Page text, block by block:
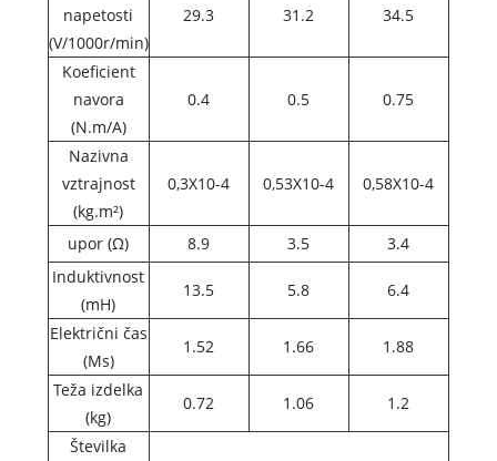
napetosti
(V/1000r/min)
29.3 31.2 34.5
Koeficient
navora
(N.m/A)
0.4 0.5 0.75
Nazivna
vztrajnost
(kg.m²)
0,3X10-4 0,53X10-4 0,58X10-4
upor (Ω) 8.9 3.5
3.4
Induktivnost
(mH)
13.5 5.8 6.4
Električni čas
(Ms)
1.52 1.66 1.88
Teža izdelka
(kg)
0.72 1.06 1.2
Številka